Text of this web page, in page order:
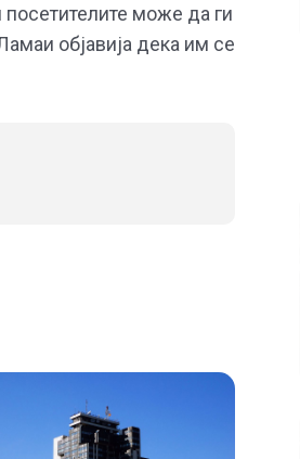
може да ги
објавија дека им се